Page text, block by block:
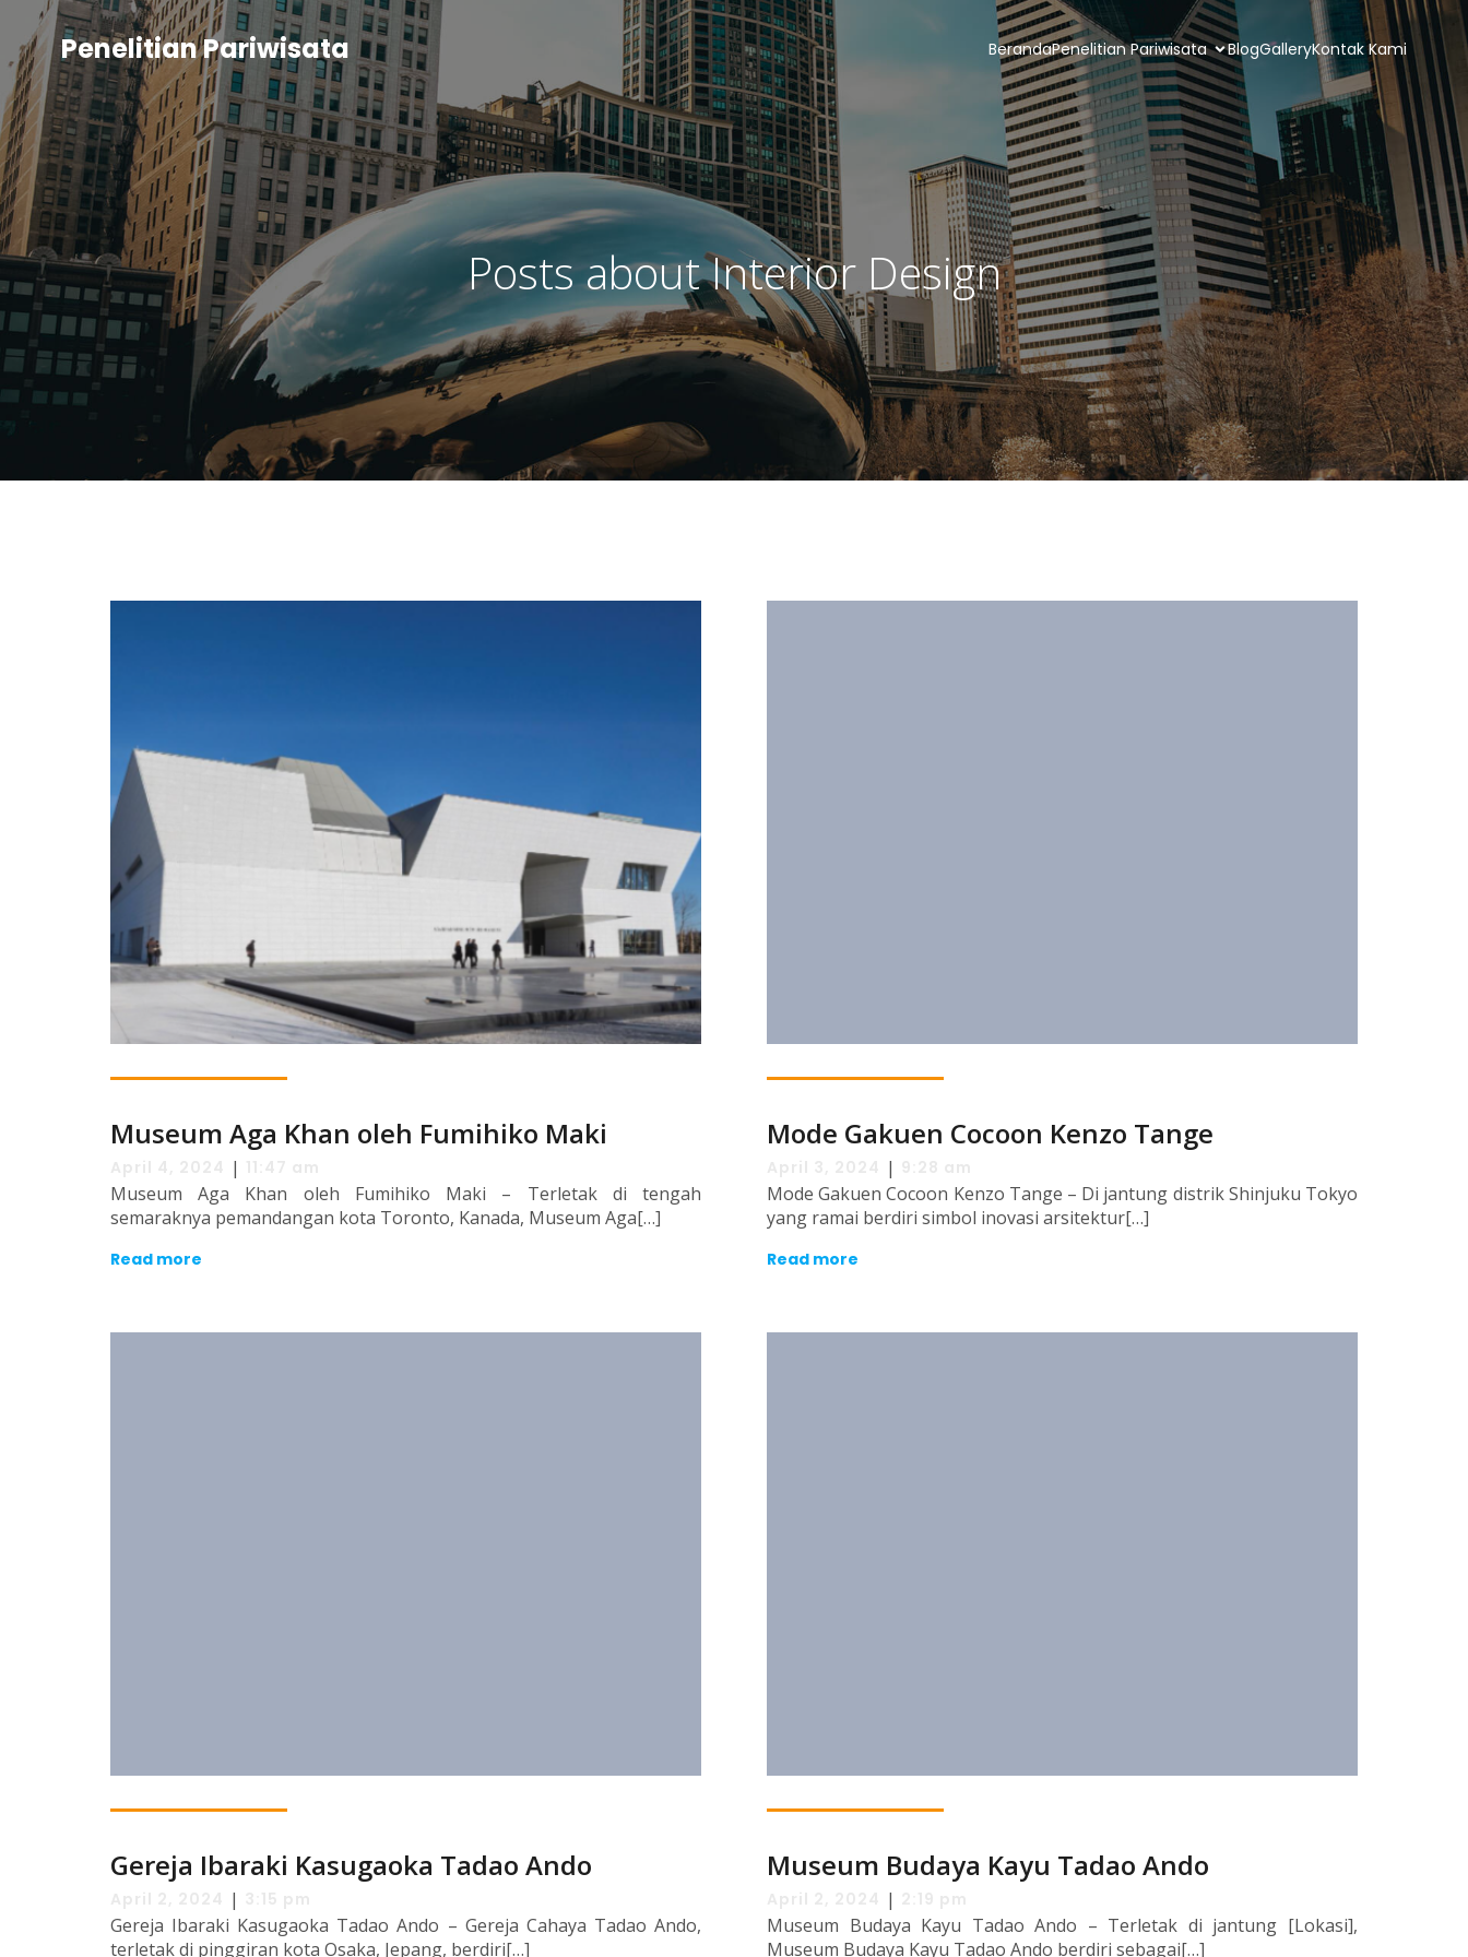
Penelitian Pariwisata BerandaPenelitian Pariwisata BlogGalleryKontak Kami
Posts about Interior Design
Museum Aga Khan oleh Fumihiko Maki
|
Museum Aga Khan oleh Fumihiko Maki – Terletak di tengah
semaraknya pemandangan kota Toronto, Kanada, Museum Aga[…]
Read more
Mode Gakuen Cocoon Kenzo Tange
|
Mode Gakuen Cocoon Kenzo Tange – Di jantung distrik Shinjuku Tokyo
yang ramai berdiri simbol inovasi arsitektur[…]
Read more
Gereja Ibaraki Kasugaoka Tadao Ando
|
Gereja Ibaraki Kasugaoka Tadao Ando – Gereja Cahaya Tadao Ando,
terletak di pinggiran kota Osaka, Jepang, berdiri[…]
Museum Budaya Kayu Tadao Ando
|
Museum Budaya Kayu Tadao Ando – Terletak di jantung [Lokasi],
Museum Budaya Kayu Tadao Ando berdiri sebagai[…]